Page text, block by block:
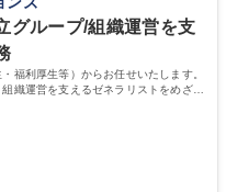
、ワークライフバランスを保
幅広い経験を活かし、長期的な
挑戦を全力で応援します。 学
学校 高校 語学力： 資格：日商
定3級
グループ/組織運営を支
福利厚生等）からお任せいたします。
織運営を支えるゼネラリストをめざせ